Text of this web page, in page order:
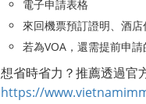
電子申請表格
來回機票預訂證明、酒店
若為VOA，還需提前申請
想省時省力？推薦透過官
https://